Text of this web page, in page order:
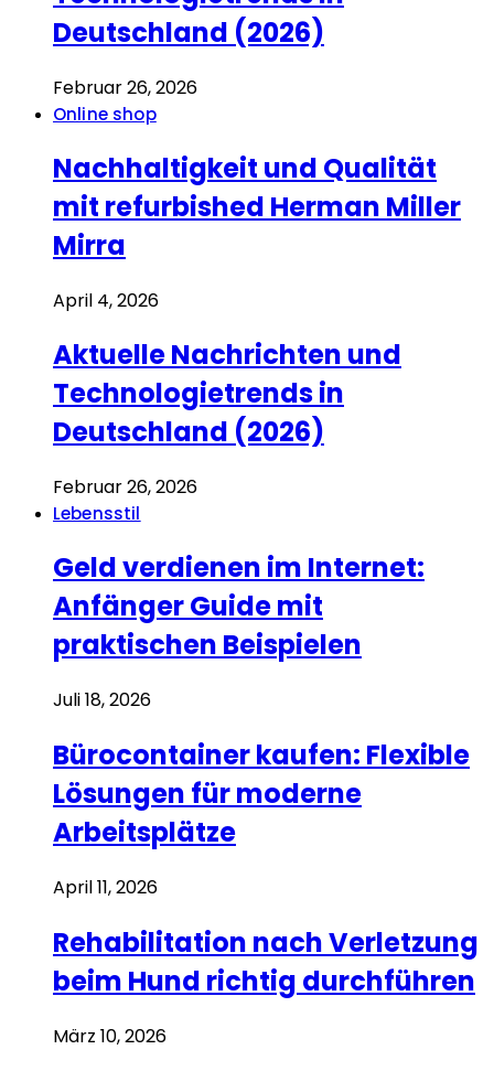
Deutschland (2026)
Februar 26, 2026
Online shop
Nachhaltigkeit und Qualität
mit refurbished Herman Miller
Mirra
April 4, 2026
Aktuelle Nachrichten und
Technologietrends in
Deutschland (2026)
Februar 26, 2026
Lebensstil
Geld verdienen im Internet:
Anfänger Guide mit
praktischen Beispielen
Juli 18, 2026
Bürocontainer kaufen: Flexible
Lösungen für moderne
Arbeitsplätze
April 11, 2026
Rehabilitation nach Verletzung
beim Hund richtig durchführen
März 10, 2026